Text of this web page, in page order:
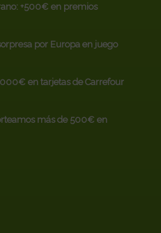
+500€ en premios
por Europa en juego
en tarjetas de Carrefour
más de 500€ en